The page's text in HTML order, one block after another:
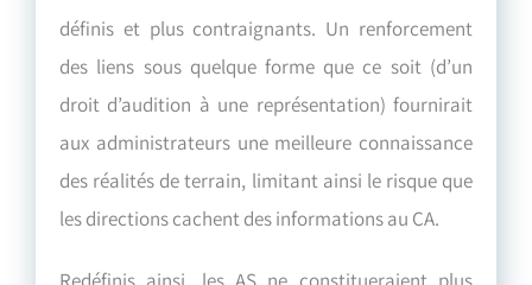
définis et plus contraignants. Un renforcement
des liens sous quelque forme que ce soit (d’un
droit d’audition à une représentation) fournirait
aux administrateurs une meilleure connaissance
des réalités de terrain, limitant ainsi le risque que
les directions cachent des informations au CA.